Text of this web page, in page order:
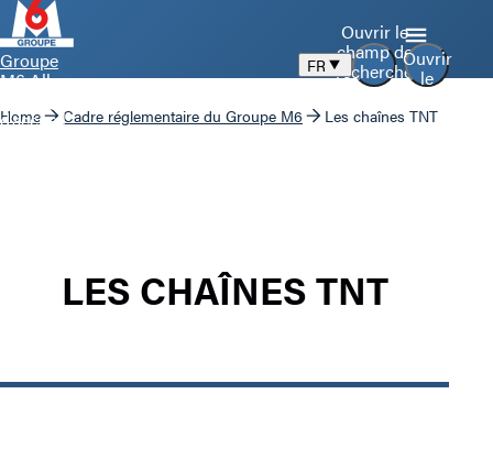
Groupe
M6 Aller
d’accueil
Ouvrir
le
FR
Ouvrir le
champ de
recherche
Home Cadre réglementaire du Groupe M6 Les chaînes TNT
LES CHAÎNES TNT